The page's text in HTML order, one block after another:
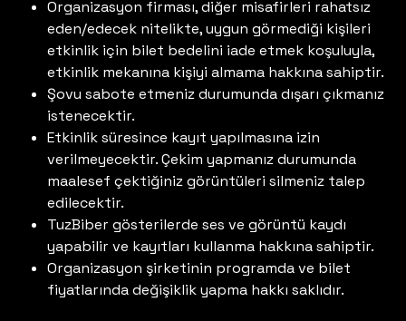
Organizasyon firması, diğer misafirleri rahatsız
eden/edecek nitelikte, uygun görmediği kişileri
etkinlik için bilet bedelini iade etmek koşuluyla,
etkinlik mekanına kişiyi almama hakkına sahiptir.
Şovu sabote etmeniz durumunda dışarı çıkmanız
istenecektir.
Etkinlik süresince kayıt yapılmasına izin
verilmeyecektir. Çekim yapmanız durumunda
maalesef çektiğiniz görüntüleri silmeniz talep
edilecektir.
TuzBiber gösterilerde ses ve görüntü kaydı
yapabilir ve kayıtları kullanma hakkına sahiptir.
Organizasyon şirketinin programda ve bilet
fiyatlarında değişiklik yapma hakkı saklıdır.